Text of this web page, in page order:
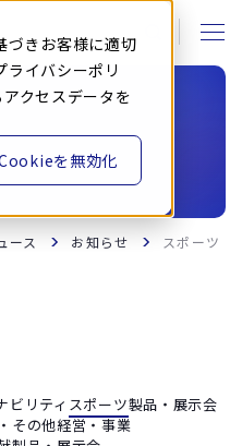
づきお客様に適切
ライバシーポリ
クセスデータを
を無効化
ース お知らせ スポーツ
ビリティ スポーツ製品・展示会
その他経営・事業